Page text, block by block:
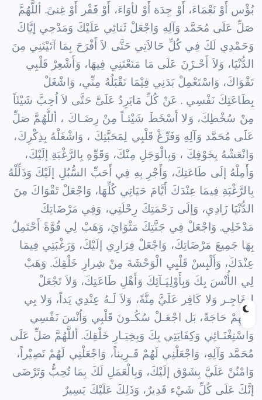
بُؤْس أَوْ نَعْمَاءَ، أَوْ جِدَة أَوْ لأوَاءَ، أَوْ فَقْر أَوْ غِنىً. أللَّهُمَّ
صَلِّ عَلَى مُحَمَّد وَآلِهِ وَاجْعَلْ ثَنائِي عَلَيْكَ وَمَدْحِي إيَّاكَ
وَحَمْدِي لَكَ فِي كُلِّ حَالاَتِي حَتَّى لاَ أَفْرَحَ بِمَا آتَيْتَنِي مِنَ
الدُّنْيَا، وَلاَ أَحْـزَنَ عَلَى مَا مَنَعْتَنِي فِيهَا، وَأَشْعِرْ قَلْبِي
تَقْوَاكَ، وَاسْتَعْمِلْ بَدَنِي فِيْمَا تَقْبَلُهُ مِنِّي، وَاشْغَلْ
بِطَاعَتِكَ نَفْسِي . عَنْ كُلِّ مَايَرِدُ عَلَىَّ حَتَّى لاَ اُحِبَّ شَيْئَاً
مِنْ سُخْطِكَ، وَلا أَسْخَطَ شَيْئـاً مِنْ رِضَـاكَ ، أللَّهُمَّ صَلِّ
عَلَى مُحَمَّد وَآلِهِ وَفَرِّغْ قَلْبِي لِمَحَبَّتِكَ ، وَاشْغَلْهُ بِذِكْرِكَ،
وَانْعَشْهُ بِخَوْفِكَ ، وَبِالْوَجَلِ مِنْكَ، وَقَوِّهِ بِالرَّغْبَةِ إلَيْكَ،
وَأَمِلْهُ إلَى طَاعَتِكَ، وَأَجْرِ بِهِ فِي أَحَبِّ السُّبُلِ إلَيْكَ وَذَلِّلْهُ
بِالرَّغْبَةِ فِيمَا عِنْدَكَ أَيَّامَ حَيَاتِي كُلِّهَا، وَاجْعَلْ تَقْوَاكَ مِنَ
الدُّنْيَا زَادِي، وَإلَى رَحْمَتِكَ رِحْلَتِي، وَفِي مَرْضَاتِكَ
مَدْخَلِي. وَاجْعَلْ فِي جَنَّتِكَ مَثْوَايَ، وَهَبْ لِي قُوَّةً أَحْتَمِلُ
بِهَا جَمِيعَ مَرْضَاتِكَ، وَاجْعَلْ فِرَارِي إلَيْكَ، وَرَغْبَتِي فِيمَا
عِنْدَكَ، وَأَلْبِسْ قَلْبِي الْوَحْشَةَ مِنْ شِرارِ خَلْقِكَ. وَهَبْ
لِي الأُنْسَ بِكَ وَبِأَوْلِيَـآئِكَ وَأَهْلِ طَاعَتِكَ، وَلاَ تَجْعَلْ
لِـفَاجِـر وَلا كَافِر عَلَيَّ مِنَّةً، وَلاَ لَـهُ عِنْدِي يَداً، وَلا بِي
إلَيْهِمْ حَاجَةً، بَل اجْعَـلْ سُكُـونَ قَلْبِي وَاُنْسَ نَفْسِي
وَاسْتِغْنَـائِي وَكِفَايَتِي بِكَ وَبِخِيَـارِ خَلْقِكَ. أللَّهُمَّ صَلِّ عَلَى
مُحَمَّد وَآلِهِ، وَاجْعَلْنِي لَهُمْ قَـرِيناً، وَاجْعَلْنِي لَهُمْ نَصِيْراً،
وَامْنُنْ عَلَيَّ بِشَوْق إلَيْكَ، وَبِالْعَمَلِ لَكَ بِمَا تُحِبُّ وَتَرْضَى
إنَّكَ عَلَى كُلِّ شَيْء قَدِيرٌ، وَذَلِكَ عَلَيْكَ يَسِيرٌ